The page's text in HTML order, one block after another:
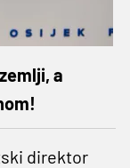
a
direktor